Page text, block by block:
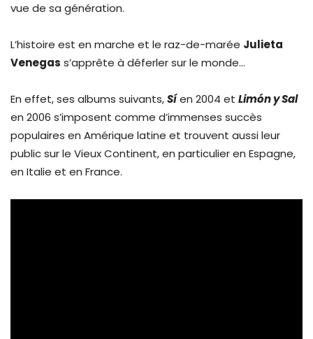
vue de sa génération.
L’histoire est en marche et le raz-de-marée Julieta
Venegas s’apprête à déferler sur le monde…
En effet, ses albums suivants,Síen 2004 et Limón y Sal
en 2006 s’imposent comme d’immenses succès
populaires en Amérique latine et trouvent aussi leur
public sur le Vieux Continent, en particulier en Espagne,
en Italie et en France.